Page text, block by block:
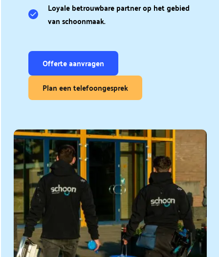
Loyale betrouwbare partner op het gebied
van schoonmaak.
Offerte aanvragen
Plan een telefoongesprek